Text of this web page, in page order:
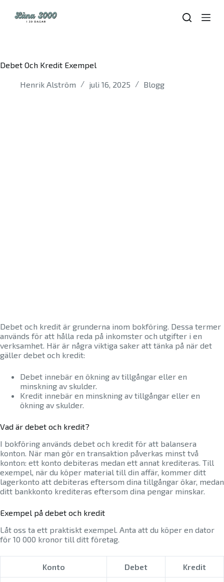
c
Debet Och Kredit Exempel
Henrik Alström juli 16, 2025 Blogg
Debet och kredit är grunderna inom bokföring. Dessa termer
används för att hålla reda på inkomster och utgifter i en
verksamhet. Här är några viktiga saker att tänka på när det
gäller debet och kredit:
Debet innebär en ökning av tillgångar eller en
minskning av skulder.
Kredit innebär en minskning av tillgångar eller en
ökning av skulder.
Vad är debet och kredit?
I bokföring används debet och kredit för att balansera
konton. När man gör en transaktion påverkas minst två
konton: ett konto debiteras medan ett annat krediteras. Till
exempel, när du köper material till din affär, kommer ditt
lagerkonto att debiteras eftersom dina tillgångar ökar, medan
ditt bankkonto krediteras eftersom dina pengar minskar.
Exempel på debet och kredit
Låt oss ta ett praktiskt exempel. Anta att du köper en dator
för 10 000 kronor till ditt företag.
Konto Debet Kredit